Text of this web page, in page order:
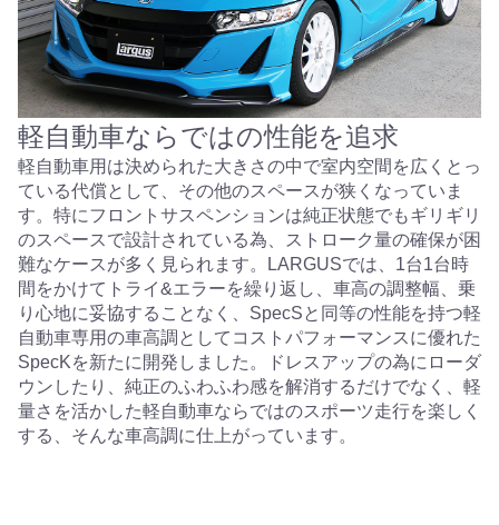
軽自動車ならではの性能を追求
軽自動車用は決められた大きさの中で室内空間を広くとっ
ている代償として、その他のスペースが狭くなっていま
す。特にフロントサスペンションは純正状態でもギリギリ
のスペースで設計されている為、ストローク量の確保が困
難なケースが多く見られます。LARGUSでは、1台1台時
間をかけてトライ&エラーを繰り返し、車高の調整幅、乗
り心地に妥協することなく、SpecSと同等の性能を持つ軽
自動車専用の車高調としてコストパフォーマンスに優れた
SpecKを新たに開発しました。ドレスアップの為にローダ
ウンしたり、純正のふわふわ感を解消するだけでなく、軽
量さを活かした軽自動車ならではのスポーツ走行を楽しく
する、そんな車高調に仕上がっています。